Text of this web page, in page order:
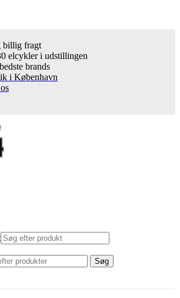
billig fragt
elcykler i udstillingen
brands
i København
Søg